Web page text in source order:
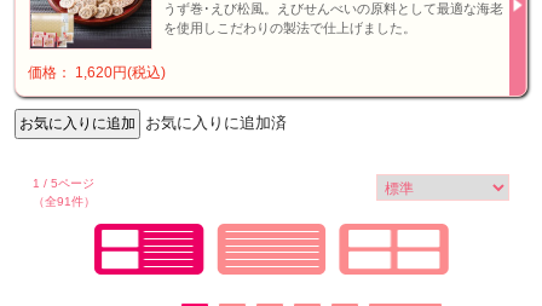
うず巻･えび松風。えびせんべいの原料として最適な海老
を使用しこだわりの製法で仕上げました。
価格： 1,620円(税込)
お気に入りに追加済
1 / 5ページ
（全91件）